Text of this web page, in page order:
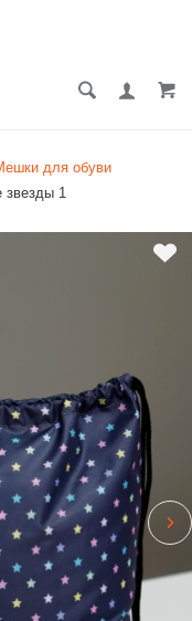
для обуви
звезды 1